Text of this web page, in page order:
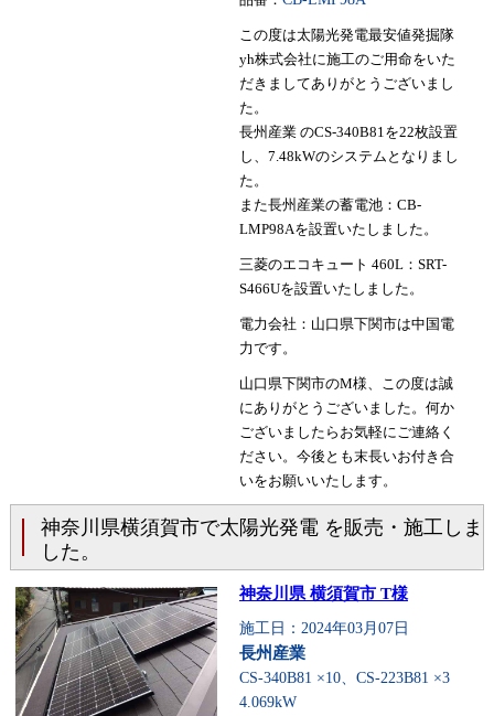
この度は太陽光発電最安値発掘隊
yh株式会社に施工のご用命をいた
だきましてありがとうございまし
た。
長州産業 のCS-340B81を22枚設置
し、7.48kWのシステムとなりまし
た。
また長州産業の蓄電池：CB-
LMP98Aを設置いたしました。
三菱のエコキュート 460L：SRT-
S466Uを設置いたしました。
電力会社：山口県下関市は中国電
力です。
山口県下関市のM様、この度は誠
にありがとうございました。何か
ございましたらお気軽にご連絡く
ださい。今後とも末長いお付き合
いをお願いいたします。
神奈川県横須賀市で太陽光発電 を販売・施工しま
した。
神奈川県 横須賀市 T様
施工日：2024年03月07日
長州産業
CS-340B81 ×10、CS-223B81 ×3
4.069kW